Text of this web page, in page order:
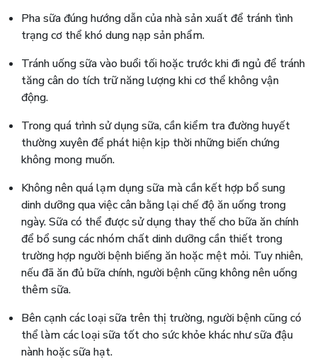
Pha sữa đúng hướng dẫn của nhà sản xuất để tránh tình
trạng cơ thể khó dung nạp sản phẩm.
Tránh uống sữa vào buổi tối hoặc trước khi đi ngủ để tránh
tăng cân do tích trữ năng lượng khi cơ thể không vận
động.
Trong quá trình sử dụng sữa, cần kiểm tra đường huyết
thường xuyên để phát hiện kịp thời những biến chứng
không mong muốn.
Không nên quá lạm dụng sữa mà cần kết hợp bổ sung
dinh dưỡng qua việc cân bằng lại chế độ ăn uống trong
ngày. Sữa có thể được sử dụng thay thế cho bữa ăn chính
để bổ sung các nhóm chất dinh dưỡng cần thiết trong
trường hợp người bệnh biếng ăn hoặc mệt mỏi. Tuy nhiên,
nếu đã ăn đủ bữa chính, người bệnh cũng không nên uống
thêm sữa.
Bên cạnh các loại sữa trên thị trường, người bệnh cũng có
thể làm các loại sữa tốt cho sức khỏe khác như sữa đậu
nành hoặc sữa hạt.